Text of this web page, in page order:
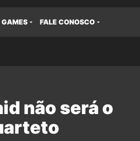
GAMES FALE CONOSCO
não será o